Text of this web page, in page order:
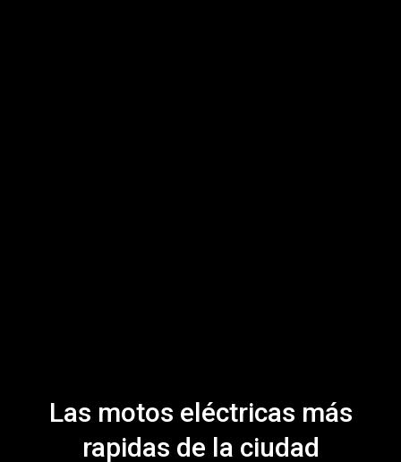
Las motos eléctricas más
rapidas de la ciudad